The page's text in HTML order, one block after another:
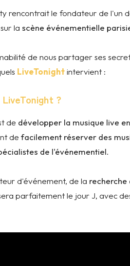
rencontrait le fondateur de l'un
la scène événementielle
de nous partager ses
LiveTonightintervient :
?
de développer la musique live
de facilement réserver des
de l'événementiel.
d'événement, de la
parfaitement le jour J, avec